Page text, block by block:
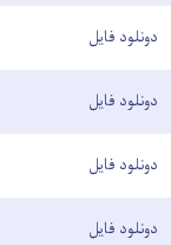
دونلود فایل
دونلود فایل
دونلود فایل
دونلود فایل